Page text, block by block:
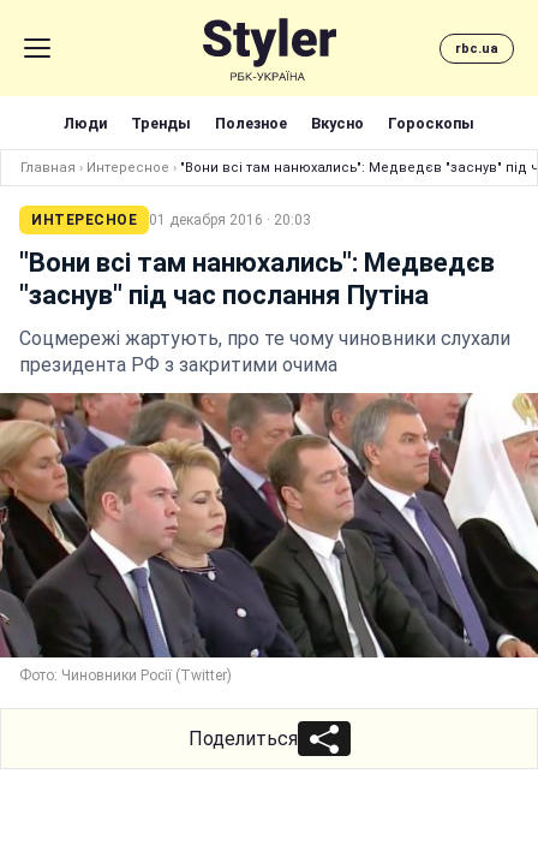
rbc.ua
Люди Тренды Полезное Вкусно Гороскопы
Главная › Интересное › "Вони всі там нанюхались": Медведєв "заснув" під
ИНТЕРЕСНОЕ 01 декабря 2016 · 20:03
"Вони всі там нанюхались": Медведєв
"заснув" під час послання Путіна
Соцмережі жартують, про те чому чиновники слухали
президента РФ з закритими очима
Фото: Чиновники Росії (Twitter)
Поделиться